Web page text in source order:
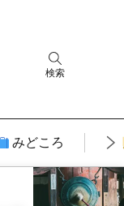
検索
みどころ